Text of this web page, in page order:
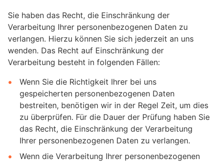
Sie haben das Recht, die Einschränkung der
Verarbeitung Ihrer personenbezogenen Daten zu
verlangen. Hierzu können Sie sich jederzeit an uns
wenden. Das Recht auf Einschränkung der
Verarbeitung besteht in folgenden Fällen:
Wenn Sie die Richtigkeit Ihrer bei uns
gespeicherten personenbezogenen Daten
bestreiten, benötigen wir in der Regel Zeit, um dies
zu überprüfen. Für die Dauer der Prüfung haben Sie
das Recht, die Einschränkung der Verarbeitung
Ihrer personenbezogenen Daten zu verlangen.
Wenn die Verarbeitung Ihrer personenbezogenen